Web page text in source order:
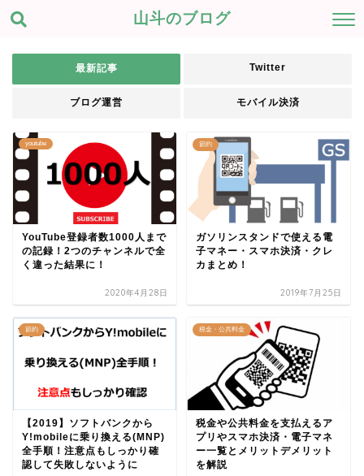
山斗のブログ
最新記事 Twitter
ブログ運営 モバイル決済
youtube
YouTube登録者数1000人まで
の記録！2つのチャンネルで全
く違った結果に！
2020年4月28日
節約
ガソリンスタンドで使える電
子マネー・スマホ決済・クレ
カまとめ！
2019年7月25日
節約
【2019】ソフトバンクから
Y!mobileに乗り換える(MNP)
全手順！注意点もしっかり確
認して失敗しないように
税金・公共料金
税金や公共料金を支払えるア
プリやスマホ決済・電子マネ
ー一覧とメリットデメリット
を解説